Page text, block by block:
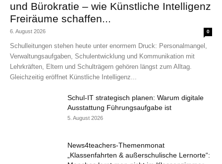
und Bürokratie – wie Künstliche Intelligenz
Freiräume schaffen...
6. August 2026 0
Schulleitungen stehen heute unter enormem Druck: Personalmangel,
Verwaltungsaufgaben, Schulentwicklung und Kommunikation mit
Lehrkräften, Eltern und Schulträgern gehören längst zum Alltag.
Gleichzeitig eröffnet Künstliche Intelligenz...
Schul-IT strategisch planen: Warum digitale
Ausstattung Führungsaufgabe ist
5. August 2026
News4teachers-Themenmonat
„Klassenfahrten & außerschulische Lernorte“: